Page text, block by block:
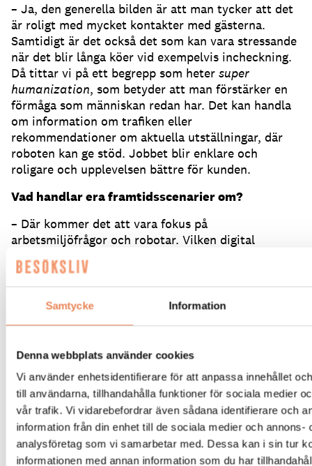
Samtycke Information
Denna webbplats använder cookies
Vi använder enhetsidentifierare för att anpassa innehållet
till användarna, tillhandahålla funktioner för sociala medier
vår trafik. Vi vidarebefordrar även sådana identifierare och
information från din enhet till de sociala medier och annons-
analysföretag som vi samarbetar med. Dessa kan i sin tur
informationen med annan information som du har
– Ja, den generella bilden är att man tycker att det
är roligt med mycket kontakter med gästerna.
Samtidigt är det också det som kan vara stressande
när det blir långa köer vid exempelvis incheckning.
Då tittar vi på ett begrepp som heter super
humanization, som betyder att man förstärker en
förmåga som människan redan har. Det kan handla
om information om trafiken eller
rekommendationer om aktuella utställningar, där
roboten kan ge stöd. Jobbet blir enklare och
roligare och upplevelsen bättre för kunden.
Vad handlar era framtidsscenarier om?
– Där kommer det att vara fokus på
arbetsmiljöfrågor och robotar. Vilken digital
arbetsmiljö vi vill ha i framtiden? Vad behöver man
tänka på, vad behöver vi göra idag för att nå dit.
Kommer AI och robotar ersätta personal i
framtiden?
– Det vi märker i forskningen är att tekniken inte är
tillräckligt smart än. Kundmötet som personerna i
receptionen gör är ett högkvalificerat emotionellt
arbete, de läser hela tiden av och anpassar sig
utifrån gästens behov, som inte alltid är uttalade.
Det kan handla både om service och om att behöva
säga nej till en gäst. Det är ett väldigt komplext